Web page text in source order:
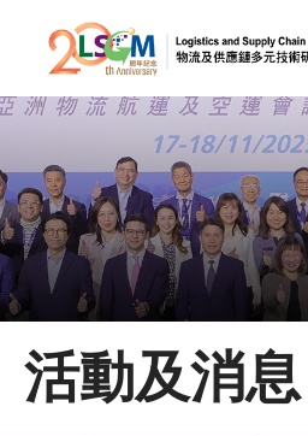
跳到內容（按回車
A
主頁
關於LSCM
活動及消息